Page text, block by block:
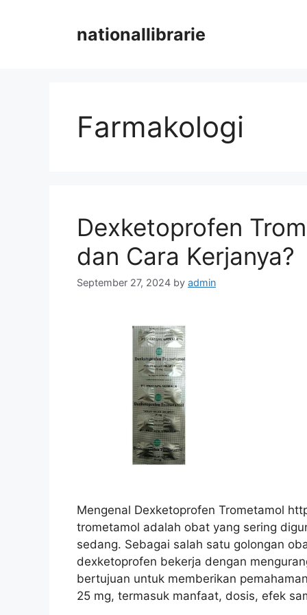
nationallibrarie
Farmakologi
Dexketoprofen
dan Cara Kerjanya?
September 27, 2024 by admin
Mengenal Dexketoprofen Trometamol
trometamol adalah obat yang sering
sedang. Sebagai salah satu golongan
dexketoprofen bekerja dengan
bertujuan untuk memberikan
25 mg, termasuk manfaat, dosis, efek